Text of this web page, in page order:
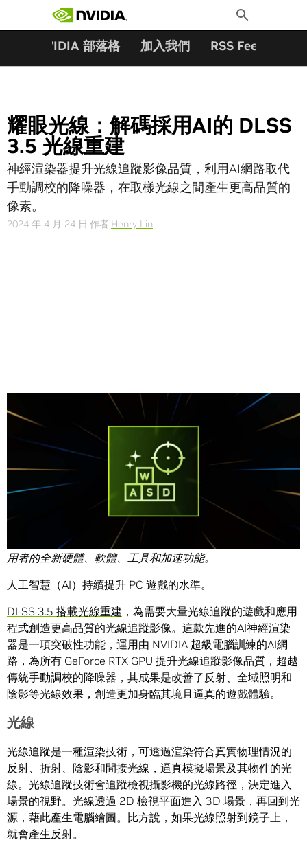
Toggle
Search
NVIDIA 部落格 加入我們 RSS Feeds
耀眼光線：解碼採用AI的 DLSS
3.5 光線重建
神經渲染器提升光線追蹤影像品質，利用AI網路取代
手動調校的降噪器，在取樣光線之間產生更高品質的
像素。
2024 年 4 月 24 日 作者 Henry Lin
編者按：此篇文章屬於「
」系列，該系列文章會以簡
單易懂的方式解碼 AI，同時展示適用於 RTX PC 和工作站使
用者的全新硬體、軟體、工具和加速功能。
人工智慧（AI）持續提升 PC 遊戲的水準。
DLSS 3.5 搭載光線重建 ，為需要大量光線追蹤的遊戲和應用
程式創造更高品質的光線追蹤影像。這款先進的AI神經渲染
器是一項突破性功能，運用由 NVIDIA 超級電腦訓練的AI網
路，為所有 GeForce RTX GPU 提升光線追蹤影像品質，超越
傳統手動調校的降噪器，其成果是改善了反射、全域照明和
陰影等光線效果，創造更加身臨其境且逼真的遊戲體驗。
光線
光線追蹤是一種渲染技術，可透過渲染符合真實物理情況的
反射、折射、陰影和間接光線，逼真模擬場景及其物件的光
線。光線追蹤技術會追蹤檢視攝影機的光線路徑，決定進入
場景的視野。光線透過 2D 檢視平面進入 3D 場景，再回到光
源，藉此產生電腦繪圖。比方說，如果光線照射到鏡子上，
就會產生反射。